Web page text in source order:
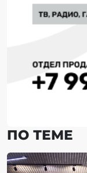
ПО ТЕМЕ